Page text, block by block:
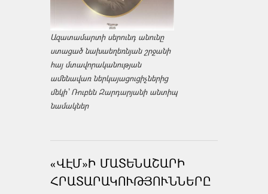
Ազատամարտի սերունդ անունը
ստացած նախաեղեռնյան շրջանի
հայ մտավորականության
ամենավառ ներկայացուցիչներից
մեկի՝ Ռուբեն Զարդարյանի անտիպ
նամակներ
«ՎԷՄ»Ի ՄԱՏԵՆԱՇԱՐԻ
ՀՐԱՏԱՐԱԿՈՒԹՅՈՒՆՆԵՐԸ